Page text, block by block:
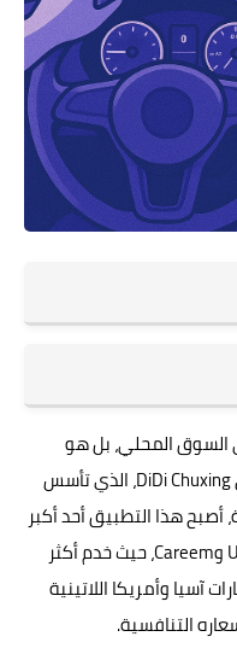
المحلي، بل هو
الامتداد المصري لعملاق النقل الصيني DiDi Chuxing، الذي تأسس
قليلة، أصبح هذا التطبيق أحد أكبر
المنافسين العالميين لمنصات مثل Uber وCareem، حيث خدم أكثر
آسيا وأمريكا اللاتينية
التنافسية.